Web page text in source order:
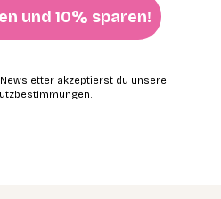
und 10% sparen!
akzeptierst du unsere
.